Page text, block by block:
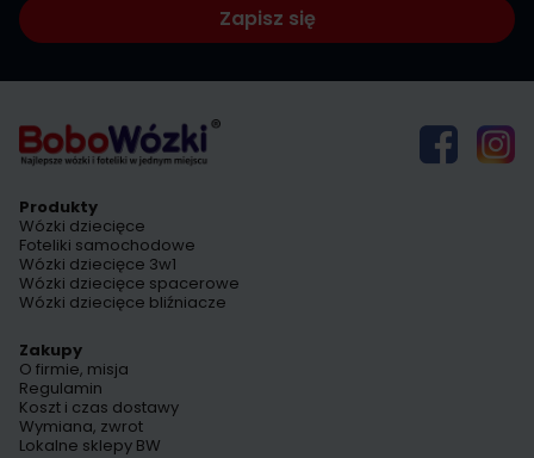
Zapisz się
Produkty
Wózki dziecięce
Foteliki samochodowe
Wózki dziecięce 3w1
Wózki dziecięce spacerowe
Wózki dziecięce bliźniacze
Zakupy
O firmie, misja
Regulamin
Koszt i czas dostawy
Wymiana, zwrot
Lokalne sklepy BW